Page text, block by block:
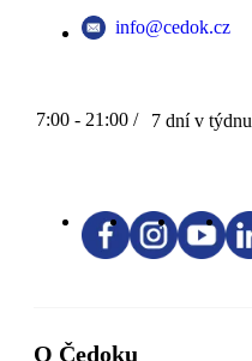
info@cedok.cz
7:00 - 21:00 / 7 dní v týdnu
O Čedoku